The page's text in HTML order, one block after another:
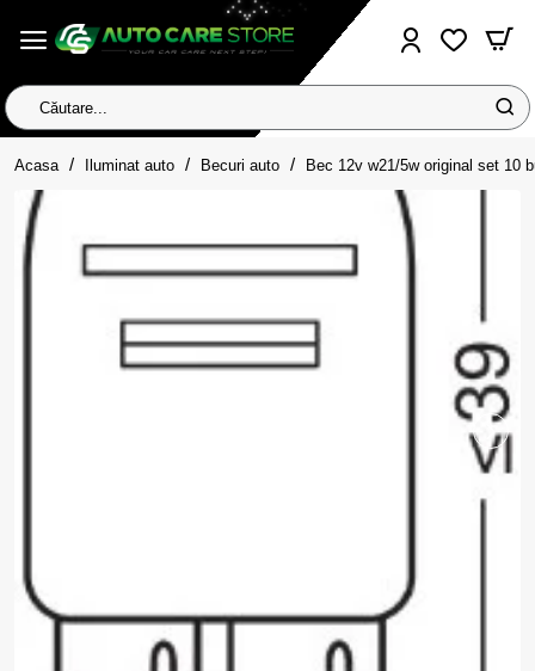
Căutare...
Acasa homeIluminat auto Becuri auto Bec 12v w21/5w original set 10